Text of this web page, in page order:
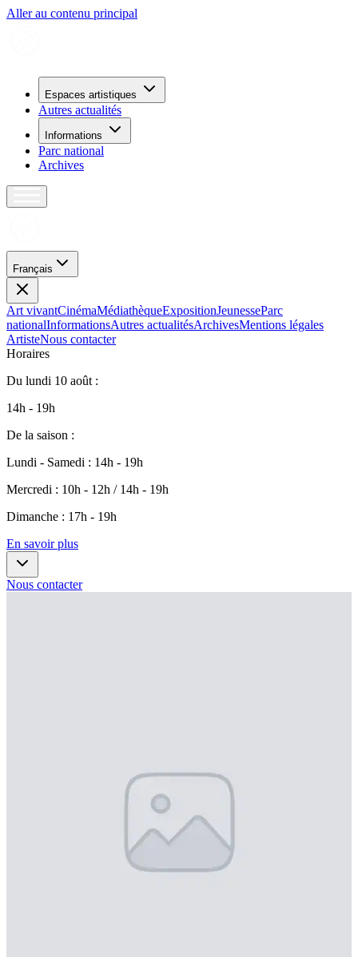
Aller au contenu principal
Espaces artistiques
Autres actualités
Informations
Parc national
Archives
Français
Art vivantCinémaMédiathèqueExpositionJeunesseParc
nationalInformationsAutres actualitésArchivesMentions légales
ArtisteNous contacter
Horaires
Du lundi 10 août :
14h - 19h
De la saison :
Lundi - Samedi : 14h - 19h
Mercredi : 10h - 12h / 14h - 19h
Dimanche : 17h - 19h
En savoir plus
Nous contacter